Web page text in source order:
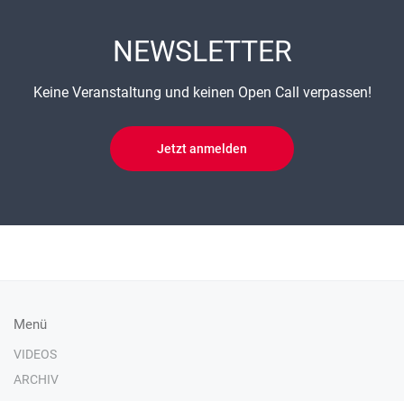
NEWSLETTER
Keine Veranstaltung und keinen Open Call verpassen!
Jetzt anmelden
Menü
VIDEOS
ARCHIV